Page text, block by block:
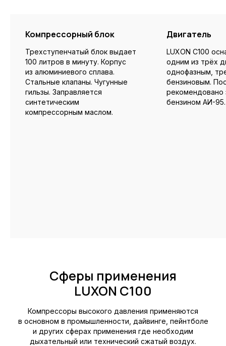
Компрессорный блок
Трехступенчатый блок выдает
100 литров в минуту. Корпус
из алюминиевого сплава.
Стальные клапаны. Чугунные
гильзы. Заправляется
синтетическим
компрессорным маслом.
Двигатель
LUXON C100
одним из трёх
однофазным,
бензиновым.
рекомендовано
бензином АИ-95.
Сферы применения
LUXON C100
Компрессоры высокого давления применяются
в основном в промышленности, дайвинге, пейнтболе
и других сферах применения где необходим
дыхательный или технический сжатый воздух.